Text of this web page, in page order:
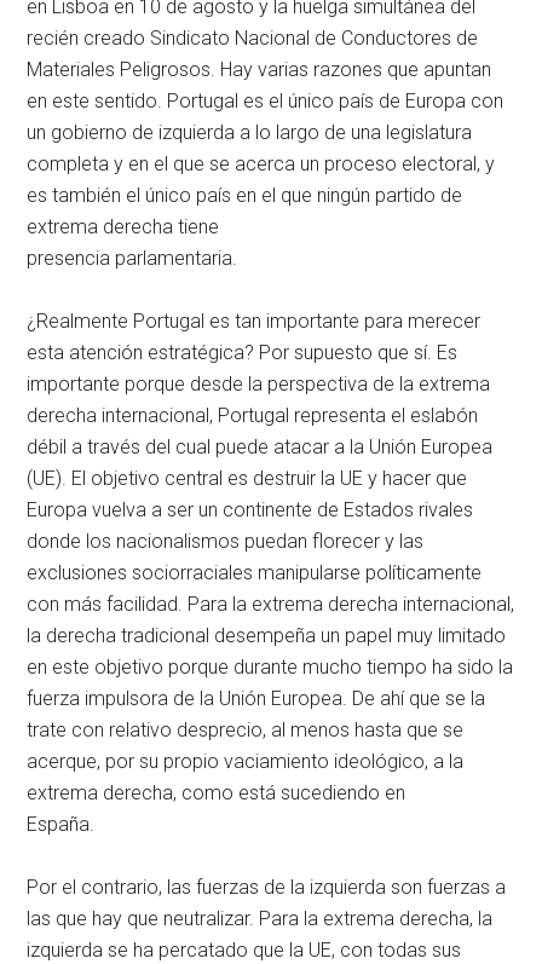
en Lisboa en 10 de agosto y la huelga simultánea del
recién creado Sindicato Nacional de Conductores de
Materiales Peligrosos. Hay varias razones que apuntan
en este sentido. Portugal es el único país de Europa con
un gobierno de izquierda a lo largo de una legislatura
completa y en el que se acerca un proceso electoral, y
es también el único país en el que ningún partido de
extrema derecha tiene
presencia parlamentaria.
¿Realmente Portugal es tan importante para merecer
esta atención estratégica? Por supuesto que sí. Es
importante porque desde la perspectiva de la extrema
derecha internacional, Portugal representa el eslabón
débil a través del cual puede atacar a la Unión Europea
(UE). El objetivo central es destruir la UE y hacer que
Europa vuelva a ser un continente de Estados rivales
donde los nacionalismos puedan florecer y las
exclusiones sociorraciales manipularse políticamente
con más facilidad. Para la extrema derecha internacional,
la derecha tradicional desempeña un papel muy limitado
en este objetivo porque durante mucho tiempo ha sido la
fuerza impulsora de la Unión Europea. De ahí que se la
trate con relativo desprecio, al menos hasta que se
acerque, por su propio vaciamiento ideológico, a la
extrema derecha, como está sucediendo en
España.
Por el contrario, las fuerzas de la izquierda son fuerzas a
las que hay que neutralizar. Para la extrema derecha, la
izquierda se ha percatado que la UE, con todas sus